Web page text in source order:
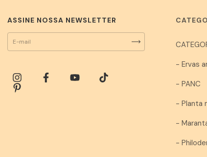
ASSINE NOSSA NEWSLETTER
- Ervas
- PANC
- Planta
-
-